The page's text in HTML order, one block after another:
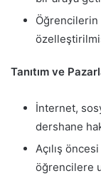
Öğrencilerin
Tanıtım ve
İnternet,
dershane
Açılış
öğrencilere